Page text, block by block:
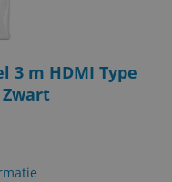
3 m HDMI Type